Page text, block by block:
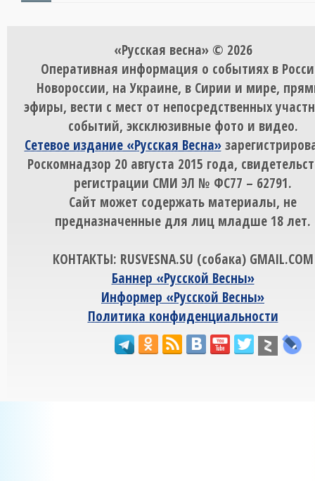
«Русская весна» © 2026
Оперативная информация о событиях в
Новороссии, на Украине, в Сирии и мире,
эфиры, вести с мест от непосредственных
событий, эксклюзивные фото и видео.
Сетевое издание «Русская Весна»
Роскомнадзор 20 августа 2015 года,
регистрации СМИ ЭЛ № ФС77 – 62791.
Сайт может содержать материалы, не
предназначенные для лиц младше 18 лет.
КОНТАКТЫ: RUSVESNA.SU (собака) GMAIL.COM
Баннер «Русской Весны»
Информер «Русской Весны»
Политика конфиденциальности